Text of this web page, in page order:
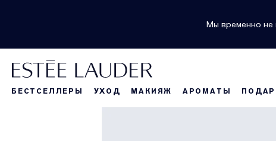
Мы временно не
БЕСТСЕЛЛЕРЫ УХОД МАКИЯЖ АРОМАТЫ